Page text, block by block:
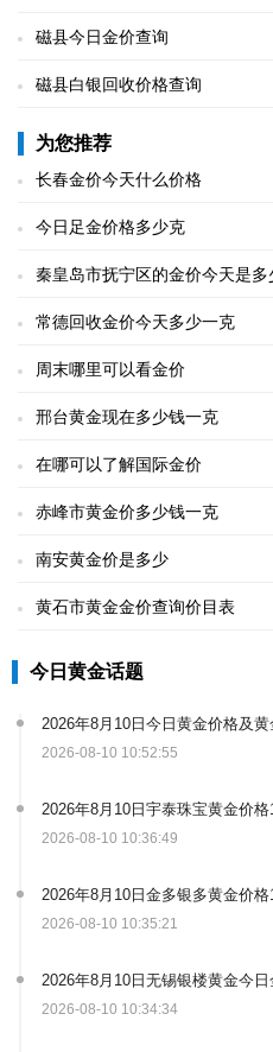
磁县今日金价查询
磁县白银回收价格查询
为您推荐
长春金价今天什么价格
今日足金价格多少克
秦皇岛市抚宁区的金价今天是多
常德回收金价今天多少一克
周末哪里可以看金价
邢台黄金现在多少钱一克
在哪可以了解国际金价
赤峰市黄金价多少钱一克
南安黄金价是多少
黄石市黄金金价查询价目表
今日黄金话题
2026年8月10日今日黄金价格及
2026-08-10 10:52:55
2026年8月10日宇泰珠宝黄金价
2026-08-10 10:36:49
2026年8月10日金多银多黄金价
2026-08-10 10:35:21
2026年8月10日无锡银楼黄金今
2026-08-10 10:34:34